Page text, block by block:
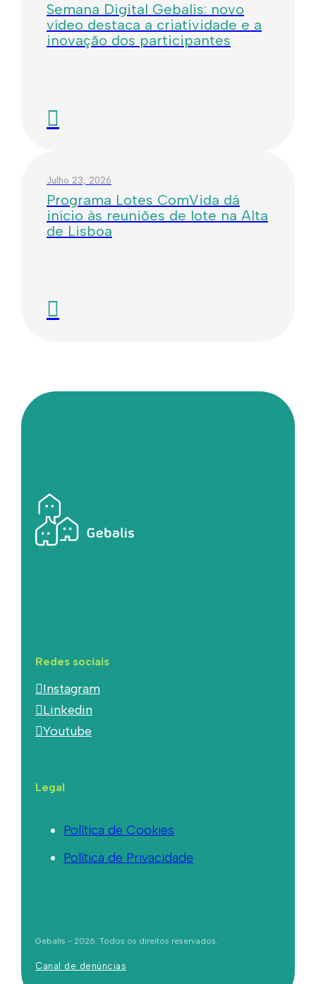
Semana Digital Gebalis: novo
vídeo destaca a criatividade e a
inovação dos participantes
Julho 23, 2026
Programa Lotes ComVida dá
início às reuniões de lote na Alta
de Lisboa
Redes sociais
Instagram
Linkedin
Youtube
Legal
Política de Cookies
Política de Privacidade
Gebalis - 2026. Todos os direitos reservados.
Canal de denúncias